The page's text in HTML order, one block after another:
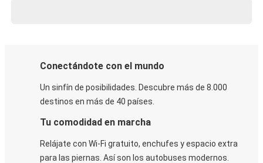
Conectándote con el mundo
Un sinfín de posibilidades. Descubre más de 8.000
destinos en más de 40 países.
Tu comodidad en marcha
Relájate con Wi-Fi gratuito, enchufes y espacio extra
para las piernas. Así son los autobuses modernos.